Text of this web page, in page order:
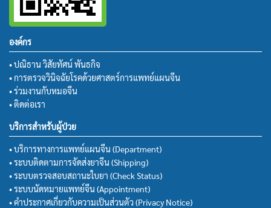
องค์กร
• ปณิธาน วิสัยทัศน์ พันธกิจ
• การตรวจวินิจฉัยโรคด้วยศาสตร์การแพทย์แผนจีน
• ร่วมงานกับหมอจีน
• ติดต่อเรา
บริการสำหรับผู้ป่วย
• บริการทางการแพทย์แผนจีน (Department)
• ระบบติดตามการจัดส่งยาจีน (Shipping)
• ระบบตรวจสอบสถานะใบยา (Check Status)
• ระบบนัดหมายแพทย์จีน (Appointment)
• คำประกาศเกี่ยวกับความเป็นส่วนตัว (Privacy Notice)